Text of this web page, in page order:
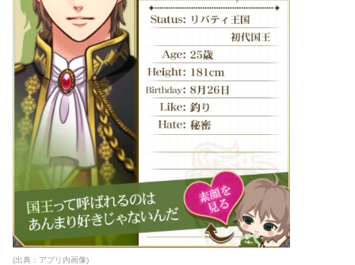
(出典：アプリ内画像)